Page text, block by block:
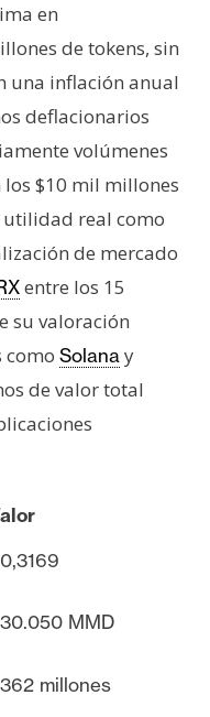
en
de tokens, sin
una inflación anual
deflacionarios
volúmenes
$10 mil millones
utilidad real como
de mercado
entre los 15
su valoración
como Solana y
de valor total
MMD
millones